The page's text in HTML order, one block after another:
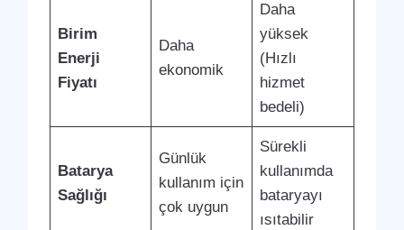
Birim
Enerji
Fiyatı
Daha
ekonomik
Daha
yüksek
(Hızlı
hizmet
bedeli)
Batarya
Sağlığı
Günlük
kullanım için
çok uygun
Sürekli
kullanımda
bataryayı
ısıtabilir